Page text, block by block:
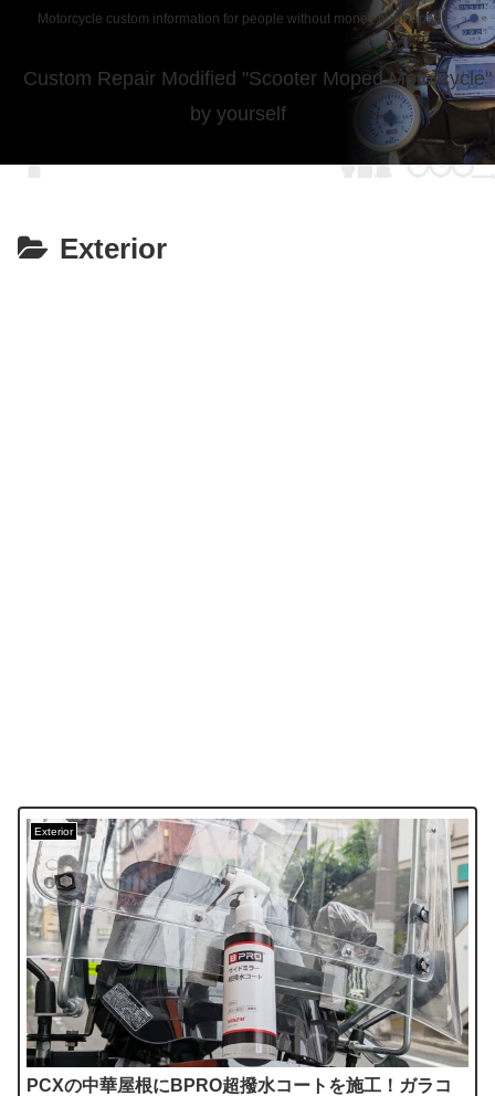
Motorcycle custom information for people without money from japan
Custom Repair Modified "Scooter Moped Motorcycle"
by yourself
Exterior
Exterior
PCXの中華屋根にBPRO超撥水コートを施工！ガラコ